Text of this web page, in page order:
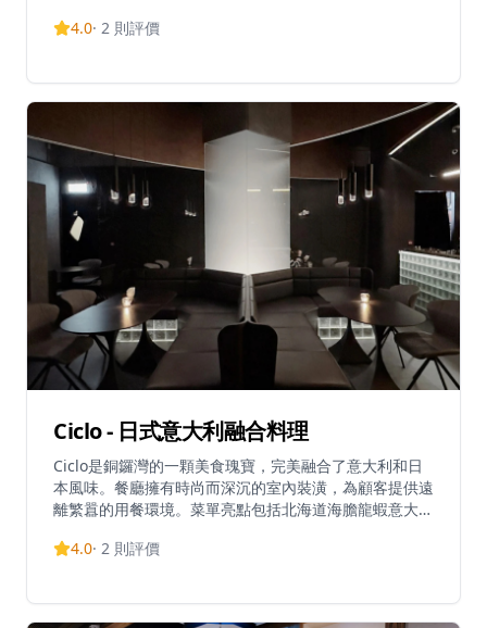
作，憑藉其對傳統意大利美食文化的熱情，吸引了忠實的
迎，通常需要提前至少2個月預訂。餐廳位於駱克道The
L. Square大廈的11樓，距離銅鑼灣地鐵站C出口僅2分鐘
步行路程。營業時間為中午12:00至下午3:00和晚上6:00
至10:00，提供午餐和晚餐服務。
4.0· 2 則評價
Ciclo - 日式意大利融合料理
Ciclo是銅鑼灣的一顆美食瑰寶，完美融合了意大利和日
本風味。餐廳擁有時尚而深沉的室內裝潢，為顧客提供遠
離繁囂的用餐環境。菜單亮點包括北海道海膽龍蝦意大利
合晚餐和深夜用餐，週末營業時間更長。在銅鑼灣繁忙街
4.0· 2 則評價